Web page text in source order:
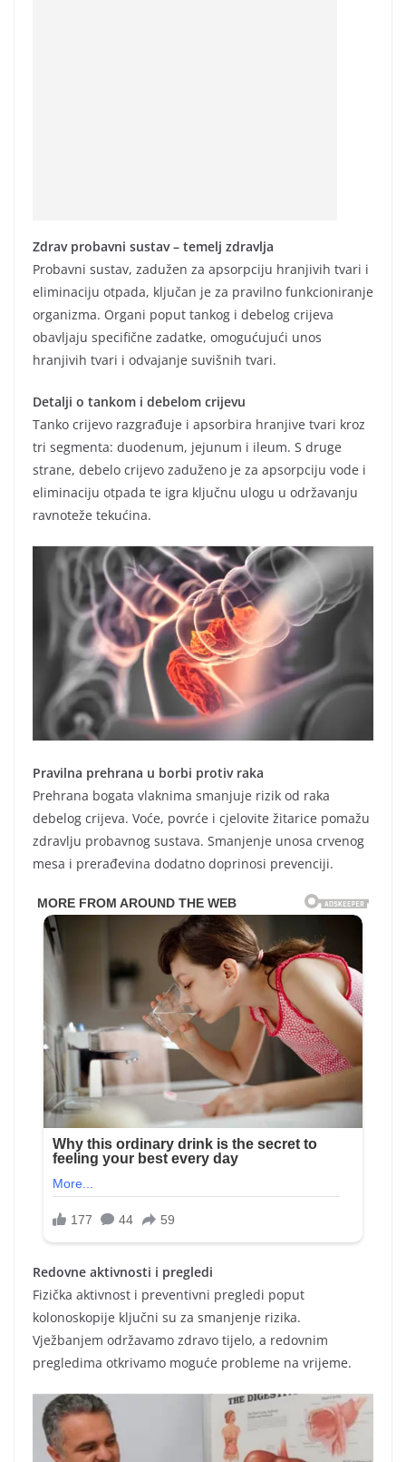
Zdrav probavni sustav – temelj zdravlja
Probavni sustav, zadužen za apsorpciju hranjivih tvari i
eliminaciju otpada, ključan je za pravilno funkcioniranje
organizma. Organi poput tankog i debelog crijeva
obavljaju specifične zadatke, omogućujući unos
hranjivih tvari i odvajanje suvišnih tvari.
Detalji o tankom i debelom crijevu
Tanko crijevo razgrađuje i apsorbira hranjive tvari kroz
tri segmenta: duodenum, jejunum i ileum. S druge
strane, debelo crijevo zaduženo je za apsorpciju vode i
eliminaciju otpada te igra ključnu ulogu u održavanju
ravnoteže tekućina.
Pravilna prehrana u borbi protiv raka
Prehrana bogata vlaknima smanjuje rizik od raka
debelog crijeva. Voće, povrće i cjelovite žitarice pomažu
zdravlju probavnog sustava. Smanjenje unosa crvenog
mesa i prerađevina dodatno doprinosi prevenciji.
Redovne aktivnosti i pregledi
Fizička aktivnost i preventivni pregledi poput
kolonoskopije ključni su za smanjenje rizika.
Vježbanjem održavamo zdravo tijelo, a redovnim
pregledima otkrivamo moguće probleme na vrijeme.